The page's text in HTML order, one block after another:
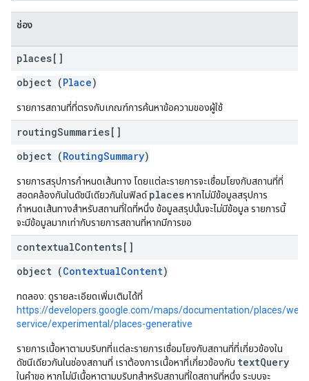
ช่อง
places[]
object (Place)
รายการสถานที่ที่ตรงกับเกณฑ์การค้นหาข้อความของผู้ใช้
routingSummaries[]
object (RoutingSummary)
รายการสรุปการกำหนดเส้นทาง โดยแต่ละรายการจะเชื่อมโยงกับสถานที่ที่
สอดคล้องกันในดัชนีเดียวกันในฟิลด์placesหากไม่มีข้อมูลสรุปการ
กำหนดเส้นทางสำหรับสถานที่ใดที่หนึ่ง ข้อมูลสรุปนั้นจะไม่มีข้อมูล รายการนี้
จะมีข้อมูลมากเท่ากับรายการสถานที่หากมีการขอ
contextualContents[]
object (ContextualContent)
ทดลอง: ดูรายละเอียดเพิ่มเติมได้ที่
https://developers.google.com/maps/documentation/places/web-
service/experimental/places-generative
รายการเนื้อหาตามบริบทที่แต่ละรายการเชื่อมโยงกับสถานที่ที่เกี่ยวข้องใน
ดัชนีเดียวกันในช่องสถานที่ เราต้องการเนื้อหาที่เกี่ยวข้องกับ textQuery
ในคำขอ หากไม่มีเนื้อหาตามบริบทสำหรับสถานที่ใดสถานที่หนึ่ง ระบบจะ